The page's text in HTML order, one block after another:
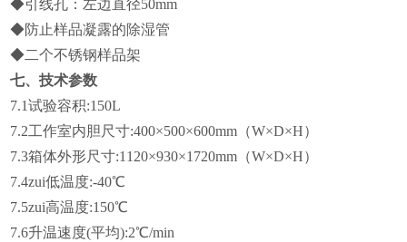
◆引线孔：左边直径50mm
◆防止样品凝露的除湿管
◆二个不锈钢样品架
七、技术参数
7.1试验容积:150L
7.2工作室内胆尺寸:400×500×600mm（W×D×H）
7.3箱体外形尺寸:1120×930×1720mm（W×D×H）
7.4zui低温度:-40℃
7.5zui高温度:150℃
7.6升温速度(平均):2℃/min